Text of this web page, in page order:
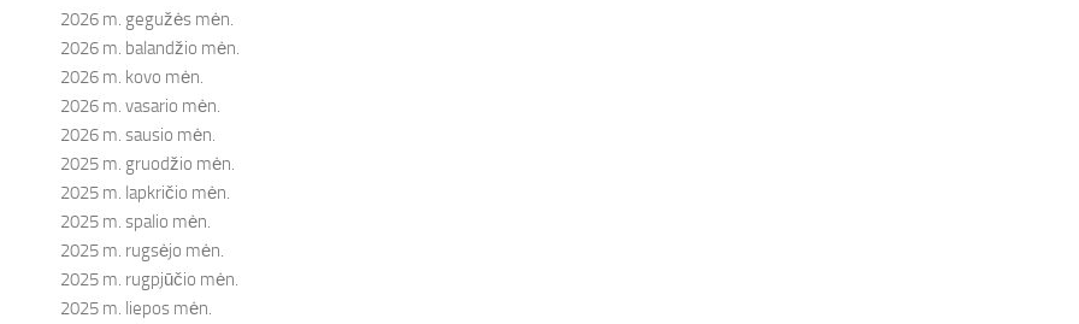
2026 m. gegužės mėn.
2026 m. balandžio mėn.
2026 m. kovo mėn.
2026 m. vasario mėn.
2026 m. sausio mėn.
2025 m. gruodžio mėn.
2025 m. lapkričio mėn.
2025 m. spalio mėn.
2025 m. rugsėjo mėn.
2025 m. rugpjūčio mėn.
2025 m. liepos mėn.